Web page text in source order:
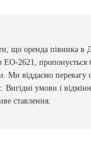
що оренда півника в
ЕО-2621, пропонується
Ми віддаємо перевагу
Вигідні умови і
ставлення.